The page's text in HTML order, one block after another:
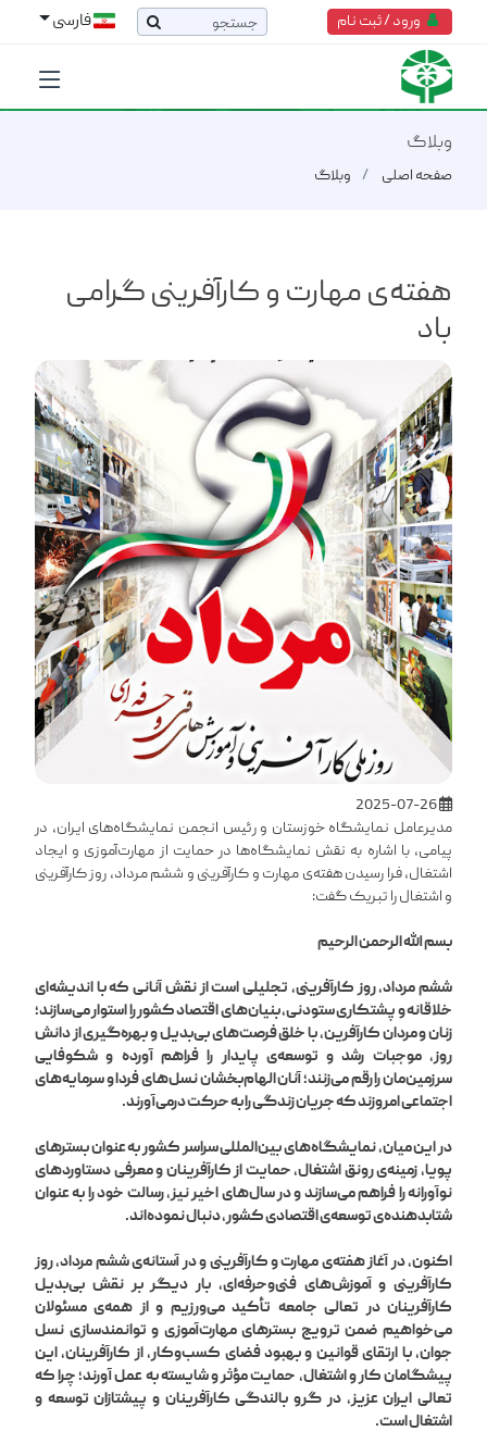
ورود / ثبت نام فارسی
وبلاگ
صفحه اصلی وبلاگ
هفته‌ی مهارت و کارآفرینی گرامی
باد
مدیرعامل نمایشگاه خوزستان و رئیس انجمن نمایشگاه‌های ایران، در
پیامی، با اشاره به نقش نمایشگاه‌ها در حمایت از مهارت‌آموزی و ایجاد
اشتغال، فرا رسیدن هفته‌ی مهارت و کارآفرینی و ششم مرداد، روز کارآفرینی
و اشتغال را تبریک گفت:
بسم الله الرحمن الرحیم
ششم مرداد، روز کارآفرینی، تجلیلی است از نقش آنانی که با اندیشه‌ای
خلاقانه و پشتکاری ستودنی، بنیان‌های اقتصاد کشور را استوار می‌سازند؛
زنان و مردان کارآفرین، با خلق فرصت‌های بی‌بدیل و بهره‌گیری از دانش
روز، موجبات رشد و توسعه‌ی پایدار را فراهم آورده و شکوفایی
سرزمین‌مان را رقم می‌زنند؛ آنان الهام‌بخشان نسل‌های فردا و سرمایه‌های
اجتماعی امروزند که جریان زندگی را به حرکت درمی‌آورند.
در این میان، نمایشگاه‌های بین‌المللی سراسر کشور به عنوان بسترهای
پویا، زمینه‌ی رونق اشتغال، حمایت از کارآفرینان و معرفی دستاوردهای
نوآورانه را فراهم می‌سازند و در سال‌های اخیر نیز، رسالت خود را به عنوان
شتابدهنده‌ی توسعه‌ی اقتصادی کشور، دنبال نموده‌اند.
اکنون، در آغاز هفته‌ی مهارت و کارآفرینی و در آستانه‌ی ششم مرداد، روز
کارآفرینی و آموزش‌های فنی‌وحرفه‌ای، بار دیگر بر نقش بی‌بدیل
کارآفرینان در تعالی جامعه تأکید می‌ورزیم و از همه‌ی مسئولان
می‌خواهیم ضمن ترویج بسترهای مهارت‌آموزی و توانمندسازی نسل
جوان، با ارتقای قوانین و بهبود فضای کسب‌وکار، از کارآفرینان، این
پیشگامان کار و اشتغال، حمایت مؤثر و شایسته به عمل آورند؛ چرا که
تعالی ایران عزیز، در گرو بالندگی کارآفرینان و پیشتازان توسعه و
اشتغال است.